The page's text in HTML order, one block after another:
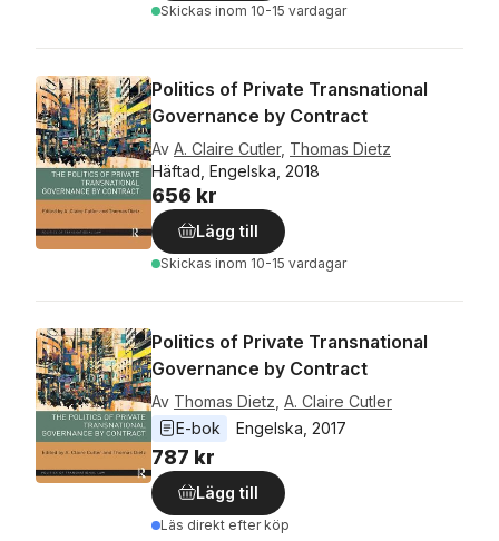
Skickas inom 10-15 vardagar
Politics of Private Transnational
Governance by Contract
Av A. Claire Cutler, Thomas Dietz
Häftad, Engelska, 2018
656 kr
Lägg till
Skickas inom 10-15 vardagar
Politics of Private Transnational
Governance by Contract
Av Thomas Dietz A. Claire Cutler
E-bok
Engelska 2017
787 kr
Lägg till
Läs direkt efter köp